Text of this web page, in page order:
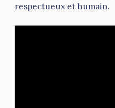
respectueux et humain.